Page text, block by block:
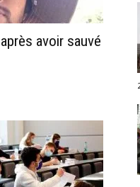
avoir sauvé